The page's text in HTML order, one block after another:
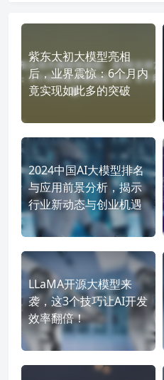
紫东太初大模型亮相
后，业界震惊：6个月内
竟实现如此多的突破
2024中国AI大模型排名
与应用前景分析，揭示
行业新动态与创业机遇
LLaMA开源大模型来
袭，这3个技巧让AI开发
效率翻倍！